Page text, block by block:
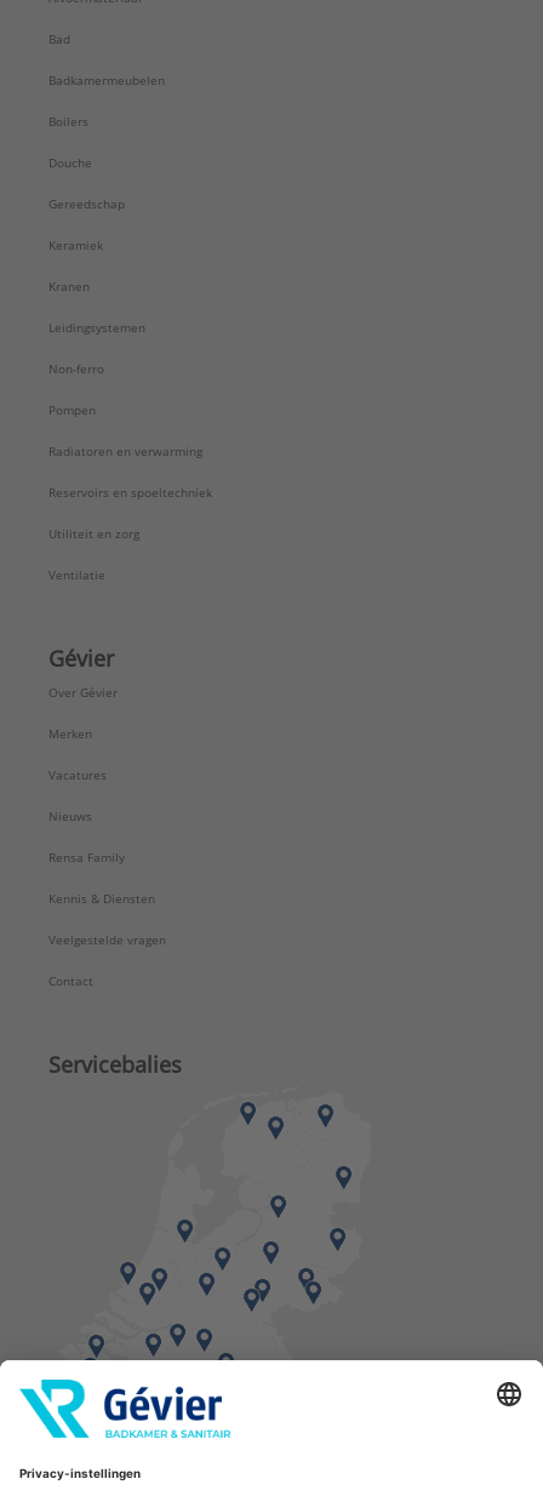
Bad
Badkamermeubelen
Boilers
Douche
Gereedschap
Keramiek
Kranen
Leidingsystemen
Non-ferro
Pompen
Radiatoren en verwarming
Reservoirs en spoeltechniek
Utiliteit en zorg
Ventilatie
Gévier
Over Gévier
Merken
Vacatures
Nieuws
Rensa Family
Kennis & Diensten
Veelgestelde vragen
Contact
Servicebalies
Vind een balie in de buurt